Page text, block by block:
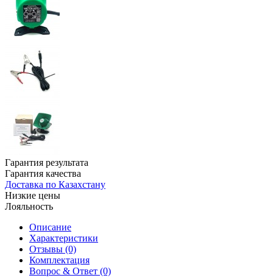
Гарантия результата
Гарантия качества
Доставка по Казахстану
Низкие цены
Лояльность
Описание
Характеристики
Отзывы (0)
Комплектация
Вопрос & Ответ (0)